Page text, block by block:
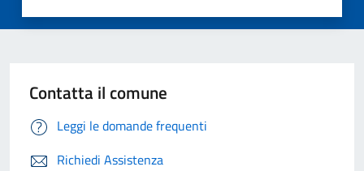
Contatta il comune
Leggi le domande frequenti
Richiedi Assistenza